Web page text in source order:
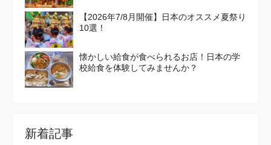
【2026年7/8月開催】日本のオススメ夏祭り
10選！
懐かしい給食が食べられるお店！日本の学
校給食を体験してみませんか？
新着記事